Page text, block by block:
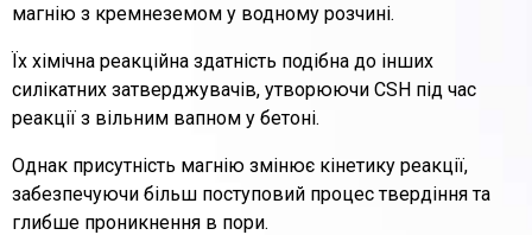
магнію з кремнеземом у водному розчині.
Їх хімічна реакційна здатність подібна до інших
силікатних затверджувачів, утворюючи CSH під час
реакції з вільним вапном у бетоні.
Однак присутність магнію змінює кінетику реакції,
забезпечуючи більш поступовий процес твердіння та
глибше проникнення в пори.